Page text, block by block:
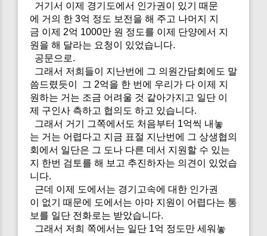
거기서 이제 경기도에서 인가권이 있기 때문
에 거의 한 3억 정도 보전을 해 주고 나머지 지
금 이제 2억 1000만 원 정도를 이제 단양에서 지
원을 해 달라는 요청이 있었습니다.
공문으로.
그래서 저희들이 지난번에 그 의원간담회에도 말
씀드렸듯이 그 2억을 한 번에 우리가 다 이제 지
원하는 거는 조금 어려울 것 같아가지고 일단 이
제 구인사 측하고 협의도 하고 있습니다.
그래서 거기 그쪽에서도 처음부터 1억씩 내놓
는 거는 어렵다고 지금 표절 지난번에 그 상생협의
회에서 일단은 그 도나 다른 데서 지원할 수 있는
지 한번 검토를 해 보고 추진하자는 의견이 있었습
니다.
근데 이제 도에서는 경기고속에 대한 인가권
이 없기 때문에 도에서는 아마 지원이 어렵다는 통
보를 일단 전화로는 받았습니다.
그래서 저희 쪽에서는 일단 1억 정도만 세워놓